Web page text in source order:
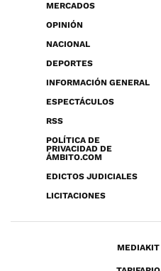
MERCADOS
OPINIÓN
NACIONAL
DEPORTES
INFORMACIÓN GENERAL
ESPECTÁCULOS
RSS
POLÍTICA DE
PRIVACIDAD DE
ÁMBITO.COM
EDICTOS JUDICIALES
LICITACIONES
MEDIAKIT